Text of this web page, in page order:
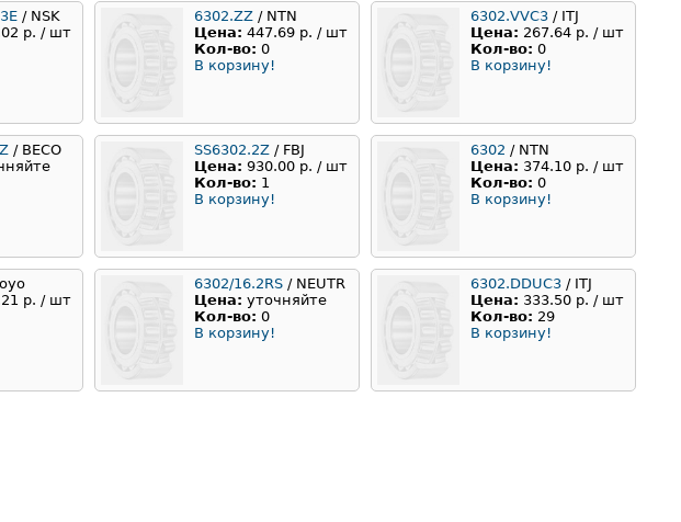
/ NSK
р. / шт
6302.ZZ / NTN
Цена: 447.69 р. / шт
Кол-во: 0
В корзину!
6302.VVC3 / ITJ
Цена: 267.64 р. / шт
Кол-во: 0
В корзину!
/ BECO
SS6302.2Z / FBJ
Цена: 930.00 р. / шт
Кол-во: 1
В корзину!
6302 / NTN
Цена: 374.10 р. / шт
Кол-во: 0
В корзину!
р. / шт
6302/16.2RS / NEUTR
Цена: уточняйте
Кол-во: 0
В корзину!
6302.DDUC3 / ITJ
Цена: 333.50 р. / шт
Кол-во: 29
В корзину!